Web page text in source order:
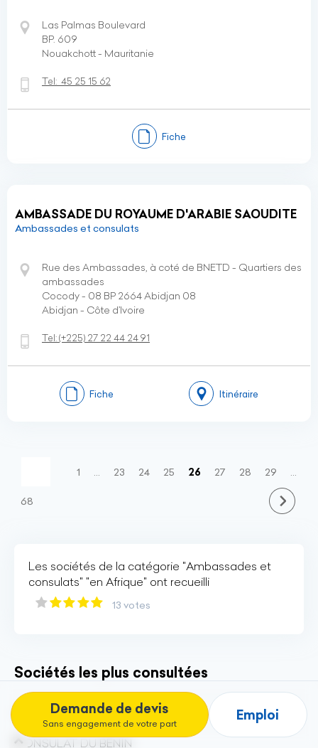
Demande de devis
Sans engagement de votre part
Emploi
Las Palmas Boulevard
BP. 609
Nouakchott - Mauritanie
Tel: 45 25 15 62
Fiche
AMBASSADE DU ROYAUME D'ARABIE SAOUDITE
Ambassades et consulats
Rue des Ambassades, à coté de BNETD - Quartiers des
ambassades
Cocody - 08 BP 2664 Abidjan 08
Abidjan - Côte d’Ivoire
Tel:(+225) 27 22 44 24 91
Fiche Itinéraire
1 23 24 25 26 (current)
27 28 29
68
Les sociétés de la catégorie "Ambassades et
consulats" "en Afrique" ont recueilli
13 votes
Sociétés les plus consultées
AMBASSADE DU CAMEROUN
CONSULAT DU BENIN